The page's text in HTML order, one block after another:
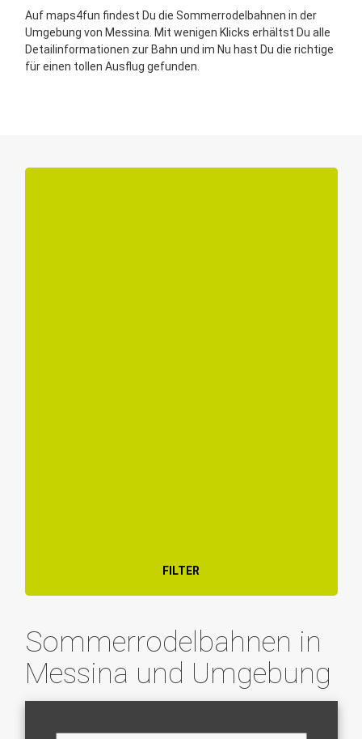
Auf maps4fun findest Du die Sommerrodelbahnen in der
Umgebung von Messina. Mit wenigen Klicks erhältst Du alle
Detailinformationen zur Bahn und im Nu hast Du die richtige
für einen tollen Ausflug gefunden.
FILTER
Sommerrodelbahnen in
Messina und Umgebung